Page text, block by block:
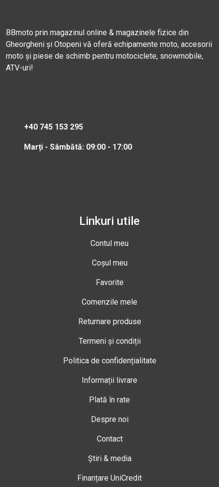
BBmoto prin magazinul online & magazinele fizice din
Gheorgheni și Otopeni vă oferă echipamente moto, accesorii
moto și piese de schimb pentru motociclete, snowmobile,
ATV-uri!
+40 745 153 295
Marți - Sâmbătă: 09:00 - 17:00
Linkuri utile
Contul meu
Coșul meu
Favorite
Comenzile mele
Returnare produse
Termeni și condiții
Politica de confidențialitate
Informații livrare
Plată în rate
Despre noi
Contact
Știri & media
Finanțare UniCredit